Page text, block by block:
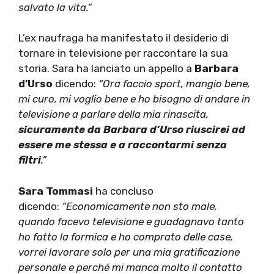
salvato la vita.”
L’ex naufraga ha manifestato il desiderio di
tornare in televisione per raccontare la sua
storia. Sara ha lanciato un appello a Barbara
d’Urso dicendo: “Ora faccio sport, mangio bene,
mi curo, mi voglio bene e ho bisogno di andare in
televisione a parlare della mia rinascita,
sicuramente da Barbara d’Urso riuscirei ad
essere me stessa e a raccontarmi senza
filtri.”
Sara Tommasi ha concluso
dicendo: “Economicamente non sto male,
quando facevo televisione e guadagnavo tanto
ho fatto la formica e ho comprato delle case,
vorrei lavorare solo per una mia gratificazione
personale e perché mi manca molto il contatto